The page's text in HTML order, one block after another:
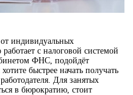
индивидуальных
с налоговой системой
ФНС, подойдёт
быстрее начать получать
Для занятых
в бюрократию, стоит